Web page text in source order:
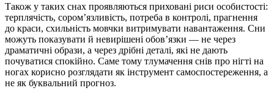
Також у таких снах проявляються приховані риси особистості:
терплячість, сором’язливість, потреба в контролі, прагнення
до краси, схильність мовчки витримувати навантаження. Сни
можуть показувати й невирішені обов’язки — не через
драматичні образи, а через дрібні деталі, які не дають
почуватися спокійно. Саме тому тлумачення снів про нігті на
ногах корисно розглядати як інструмент самоспостереження, а
не як буквальний прогноз.